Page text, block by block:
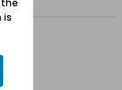
is